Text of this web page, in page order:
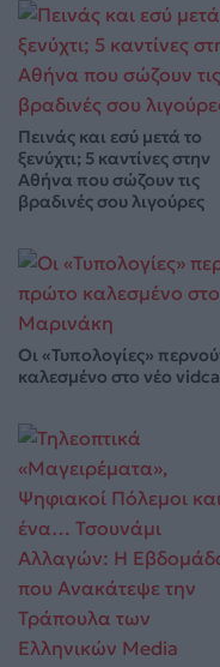
Πεινάς και εσύ μετά το
ξενύχτι; 5 καντίνες στην
Αθήνα που σώζουν τις
βραδινές σου λιγούρες
Οι «Τυπολογίες»
καλεσμένο στο νέο